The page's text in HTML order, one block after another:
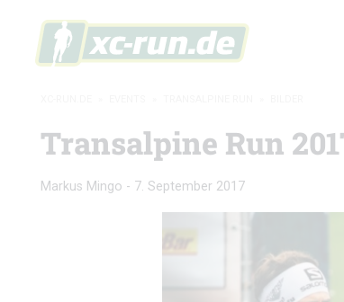
Transalpine Run
Markus Mingo - 7. September 2017